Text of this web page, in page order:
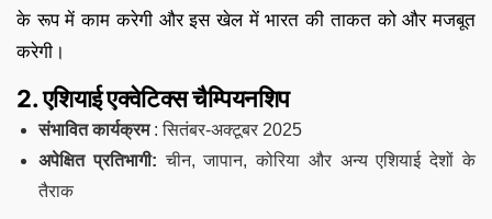
के रूप में काम करेगी और इस खेल में भारत की ताकत को और मजबूत
करेगी।
2. एशियाई एक्वेटिक्स चैम्पियनशिप
संभावित कार्यक्रम: सितंबर-अक्टूबर 2025
अपेक्षित प्रतिभागी: चीन, जापान, कोरिया और अन्य एशियाई देशों के
तैराक